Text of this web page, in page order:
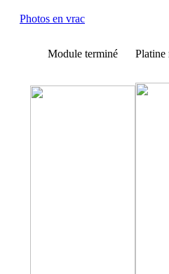
Photos en vrac
Module terminé Platine